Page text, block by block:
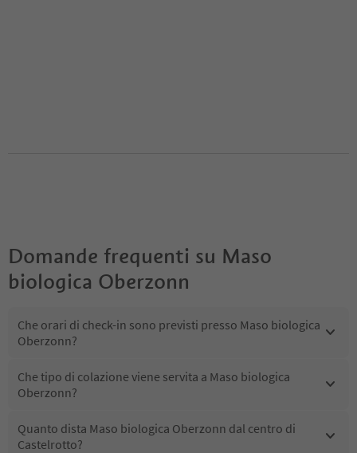
Domande frequenti su Maso
biologica Oberzonn
Che orari di check-in sono previsti presso Maso biologica
Oberzonn?
Che tipo di colazione viene servita a Maso biologica
Oberzonn?
Quanto dista Maso biologica Oberzonn dal centro di
Castelrotto?